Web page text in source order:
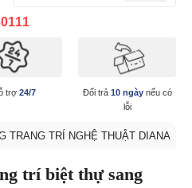
trợ 24/7 Đổi trả 10 ngàynếu có
lỗi
TRANG TRÍ NGHỆ THUẬT DIANA
trí biệt thự sang